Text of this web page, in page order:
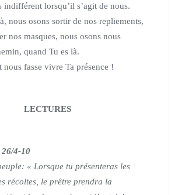
indifférent lorsqu’il s’agit de nous.
nous osons sortir de nos repliements,
nos masques, nous osons nous
quand Tu es là.
nous fasse vivre Ta présence !
LECTURES
26/4-10
« Lorsque tu présenteras les
récoltes, le prêtre prendra la